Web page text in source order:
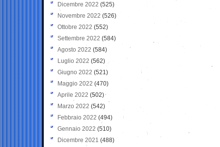
Dicembre 2022 (525)
Novembre 2022 (526)
Ottobre 2022 (552)
Settembre 2022 (584)
Agosto 2022 (584)
Luglio 2022 (562)
Giugno 2022 (521)
Maggio 2022 (470)
Aprile 2022 (502)
Marzo 2022 (542)
Febbraio 2022 (494)
Gennaio 2022 (510)
Dicembre 2021 (488)